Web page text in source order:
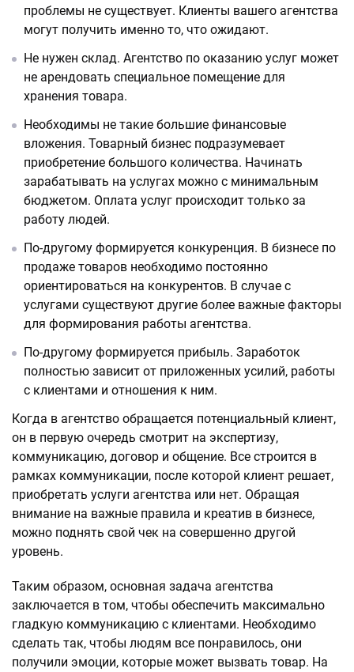
проблемы не существует. Клиенты вашего агентства
могут получить именно то, что ожидают.
Не нужен склад. Агентство по оказанию услуг может
не арендовать специальное помещение для
хранения товара.
Необходимы не такие большие финансовые
вложения. Товарный бизнес подразумевает
приобретение большого количества. Начинать
зарабатывать на услугах можно с минимальным
бюджетом. Оплата услуг происходит только за
работу людей.
По-другому формируется конкуренция. В бизнесе по
продаже товаров необходимо постоянно
ориентироваться на конкурентов. В случае с
услугами существуют другие более важные факторы
для формирования работы агентства.
По-другому формируется прибыль. Заработок
полностью зависит от приложенных усилий, работы
с клиентами и отношения к ним.
Когда в агентство обращается потенциальный клиент,
он в первую очередь смотрит на экспертизу,
коммуникацию, договор и общение. Все строится в
рамках коммуникации, после которой клиент решает,
приобретать услуги агентства или нет. Обращая
внимание на важные правила и креатив в бизнесе,
можно поднять свой чек на совершенно другой
уровень.
Таким образом, основная задача агентства
заключается в том, чтобы обеспечить максимально
гладкую коммуникацию с клиентами. Необходимо
сделать так, чтобы людям все понравилось, они
получили эмоции, которые может вызвать товар. На